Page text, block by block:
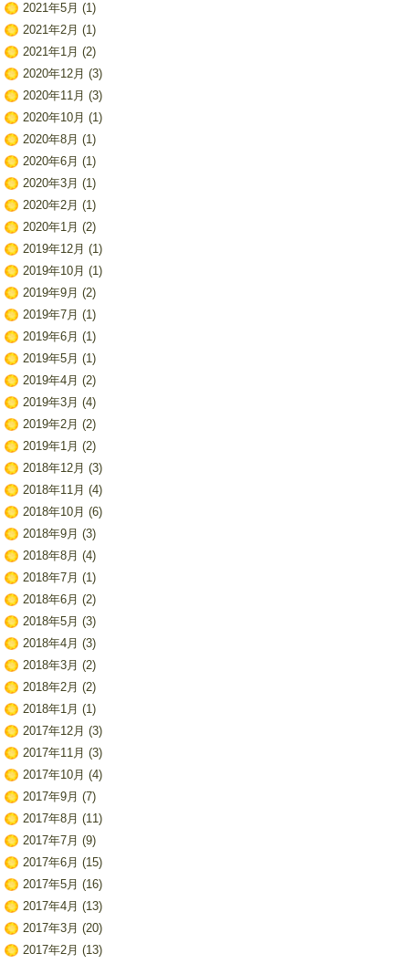
2021年5月 (1)
2021年2月 (1)
2021年1月 (2)
2020年12月 (3)
2020年11月 (3)
2020年10月 (1)
2020年8月 (1)
2020年6月 (1)
2020年3月 (1)
2020年2月 (1)
2020年1月 (2)
2019年12月 (1)
2019年10月 (1)
2019年9月 (2)
2019年7月 (1)
2019年6月 (1)
2019年5月 (1)
2019年4月 (2)
2019年3月 (4)
2019年2月 (2)
2019年1月 (2)
2018年12月 (3)
2018年11月 (4)
2018年10月 (6)
2018年9月 (3)
2018年8月 (4)
2018年7月 (1)
2018年6月 (2)
2018年5月 (3)
2018年4月 (3)
2018年3月 (2)
2018年2月 (2)
2018年1月 (1)
2017年12月 (3)
2017年11月 (3)
2017年10月 (4)
2017年9月 (7)
2017年8月 (11)
2017年7月 (9)
2017年6月 (15)
2017年5月 (16)
2017年4月 (13)
2017年3月 (20)
2017年2月 (13)